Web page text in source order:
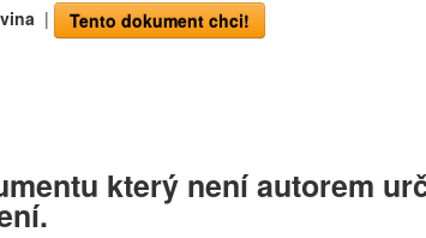
| Tento dokument chci!
který není autorem